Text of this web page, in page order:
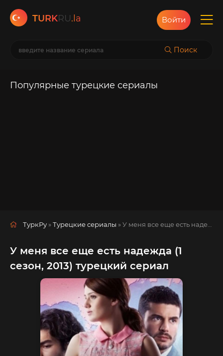
TURKRU.la
Поиск
Войти
Популярные турецкие сериалы
ТуркРу »Турецкие сериалы » У меня все еще есть надежда
У меня все еще есть надежда (1
сезон, 2013) турецкий сериал